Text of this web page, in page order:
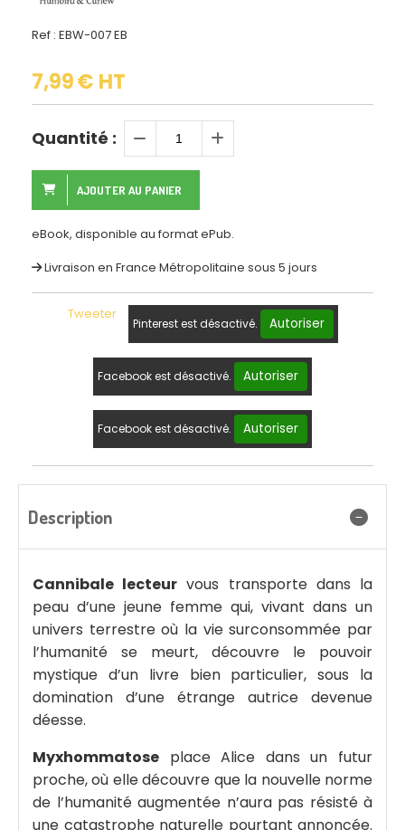
Ref : EBW-007 EB
7,99€ HT
Quantité :
AJOUTER AU PANIER
eBook, disponible au format ePub.
Livraison en France Métropolitaine sous 5 jours
Tweeter
Pinterest est désactivé. Autoriser
Facebook est désactivé. Autoriser
Facebook est désactivé. Autoriser
Description
Cannibale lecteur vous transporte dans la
peau d’une jeune femme qui, vivant dans un
univers terrestre où la vie surconsommée par
l’humanité se meurt, découvre le pouvoir
mystique d’un livre bien particulier, sous la
domination d’une étrange autrice devenue
déesse.
Myxhommatose place Alice dans un futur
proche, où elle découvre que la nouvelle norme
de l’humanité augmentée n’aura pas résisté à
une catastrophe naturelle pourtant annoncée.